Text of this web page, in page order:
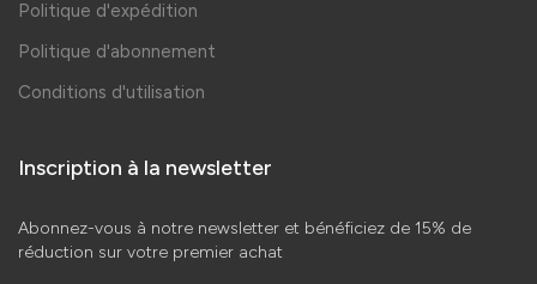
Politique d'expédition
Politique d'abonnement
Conditions d'utilisation
Inscription à la newsletter
Abonnez-vous à notre newsletter et bénéficiez de 15% de
réduction sur votre premier achat